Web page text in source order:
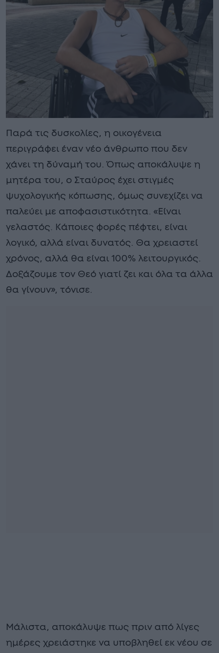
Παρά τις δυσκολίες, η οικογένεια
περιγράφει έναν νέο άνθρωπο που δεν
χάνει τη δύναμή του. Όπως αποκάλυψε η
μητέρα του, ο Σταύρος έχει στιγμές
ψυχολογικής κόπωσης, όμως συνεχίζει να
παλεύει με αποφασιστικότητα. «Είναι
γελαστός. Κάποιες φορές πέφτει, είναι
λογικό, αλλά είναι δυνατός. Θα χρειαστεί
χρόνος, αλλά θα είναι 100% λειτουργικός.
Δοξάζουμε τον Θεό γιατί ζει και όλα τα άλλα
θα γίνουν», τόνισε.
Μάλιστα, αποκάλυψε πως πριν από λίγες
ημέρες χρειάστηκε να υποβληθεί εκ νέου σε